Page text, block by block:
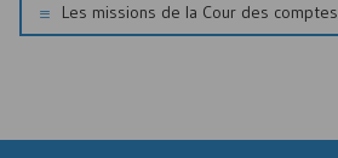
Les missions de la Cour des comptes